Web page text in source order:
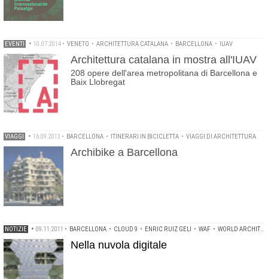
EVENTI • 10.07.2014 • VENETO • ARCHITETTURA CATALANA • BARCELLONA • IUAV
Architettura catalana in mostra all'IUAV
208 opere dell'area metropolitana di Barcellona e
Baix Llobregat
VIAGGI • 16.09.2013 • BARCELLONA • ITINERARI IN BICICLETTA • VIAGGI DI ARCHITETTURA
Archibike a Barcellona
NOTIZIE • 09.11.2011 • BARCELLONA • CLOUD 9 • ENRIC RUIZ GELI • WAF • WORLD ARCHITECTURE FESTIVAL 2011
Nella nuvola digitale